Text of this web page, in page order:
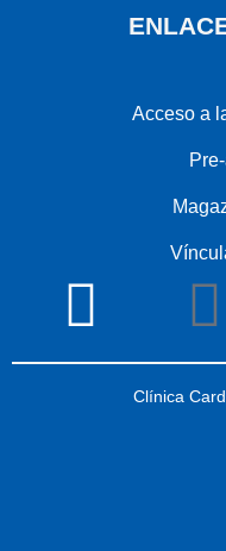
Acceso a
Clínica